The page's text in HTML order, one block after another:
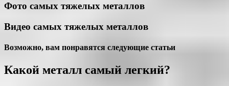
Фото самых тяжелых металлов
Видео самых тяжелых металлов
Возможно, вам понравятся следующие статьи
Какой металл самый легкий?